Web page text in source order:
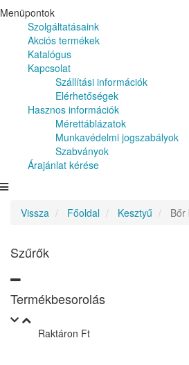
Menüpontok
Szolgáltatásaink
Akciós termékek
Katalógus
Kapcsolat
Szállítási információk
Elérhetőségek
Hasznos információk
Mérettáblázatok
Munkavédelmi jogszabályok
Szabványok
Árajánlat kérése
Vissza
Főoldal Kesztyű Bőr
Szűrők
Termékbesorolás
Raktáron Ft